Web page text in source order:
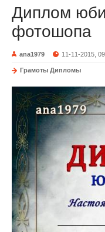
Диплом
фотошопа
ana1979 11-11-2015,
Грамоты Дипломы